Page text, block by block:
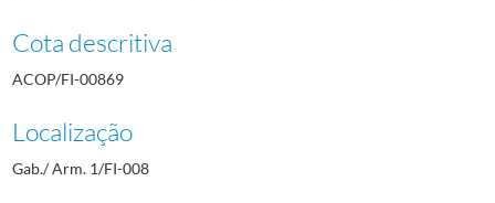
Cota descritiva
ACOP/FI-00869
Localização
Gab./ Arm. 1/FI-008